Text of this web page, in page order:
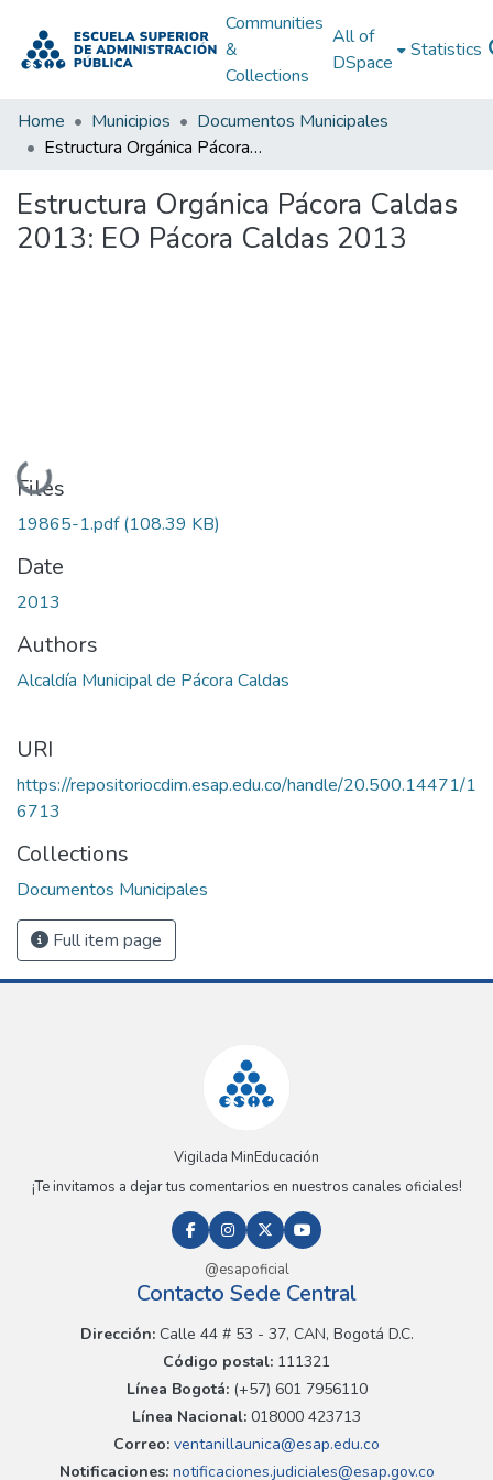
Communities
&
Collections
All of
DSpace
Statistics
Home Municipios
Documentos Municipales
Estructura Orgánica Pácora Caldas 2013: EO Pácora Caldas 2013
Estructura Orgánica Pácora Caldas
2013: EO Pácora Caldas 2013
Loading...
Files
19865-1.pdf(108.39 KB)
Date
2013
Authors
Alcaldía Municipal de Pácora Caldas
URI
https://repositoriocdim.esap.edu.co/handle/20.500.14471/1
6713
Collections
Documentos Municipales
Full item page
Vigilada MinEducación
¡Te invitamos a dejar tus comentarios en nuestros canales oficiales!
@esapoficial
Contacto Sede Central
Dirección:Calle 44 # 53 - 37, CAN, Bogotá D.C.
Código postal: 111321
Línea Bogotá:(+57) 601 7956110
Línea Nacional: 018000 423713
Correo: ventanillaunica@esap.edu.co
Notificaciones:notificaciones.judiciales@esap.gov.co